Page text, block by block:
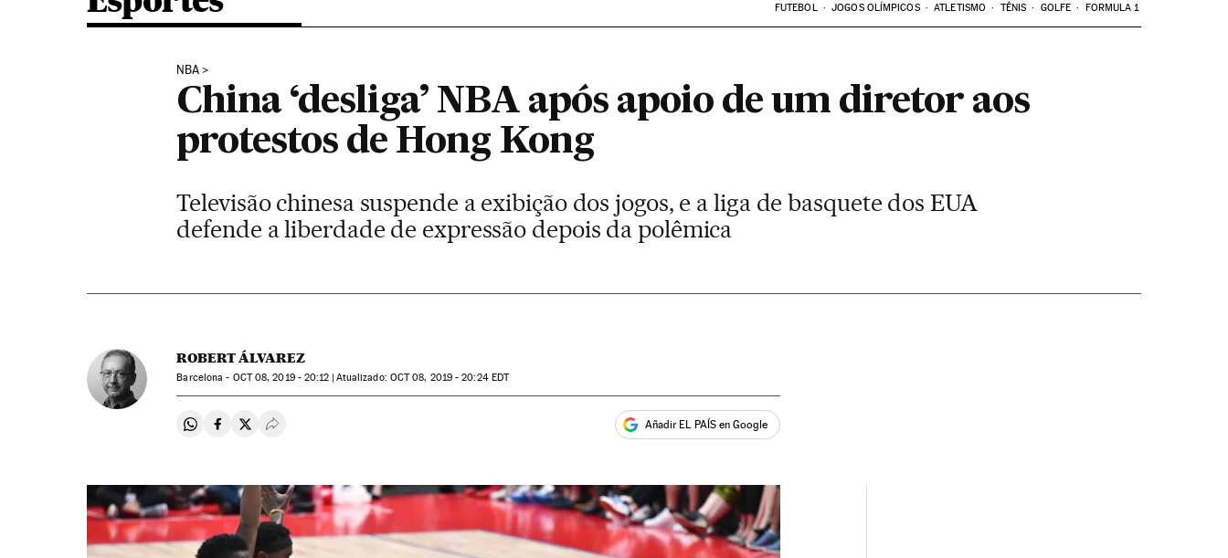
FUTEBOL JOGOS OLÍMPICOS ATLETISMO TÊNIS GOLFE FORMULA 1
NBA
China ‘desliga’ NBA após apoio de um diretor aos
protestos de Hong Kong
Televisão chinesa suspende a exibição dos jogos, e a liga de basquete dos EUA
defende a liberdade de expressão depois da polêmica
ROBERT ÁLVAREZ
Barcelona - OCT08, 2019 - 20:12 atualizado: OCT08, 2019 - 20:24EDT
Compartir en Whatsapp
Compartir en Facebook
Compartir en Twitter
Desplegar Redes Sociales Añadir EL PAÍS en Google